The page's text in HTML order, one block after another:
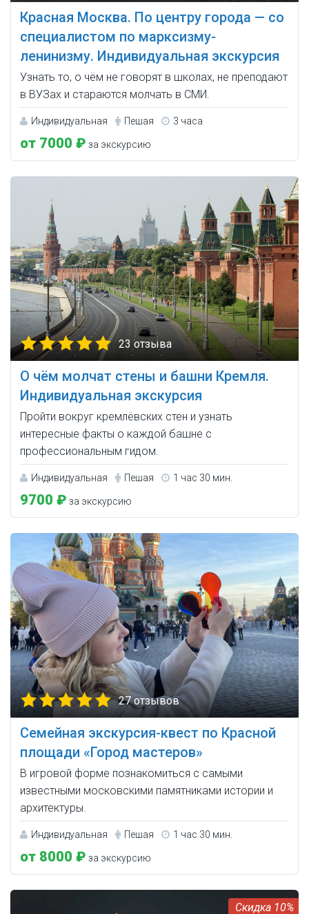
Красная Москва. По центру города — со
специалистом по марксизму-
ленинизму. Индивидуальная экскурсия
Узнать то, о чём не говорят в школах, не преподают
в ВУЗах и стараются молчать в СМИ.
Индивидуальная Пешая 3 часа
от 7000 ₽ за экскурсию
23 отзыва
О чём молчат стены и башни Кремля.
Индивидуальная экскурсия
Пройти вокруг кремлёвских стен и узнать
интересные факты о каждой башне с
профессиональным гидом.
Индивидуальная Пешая 1 час 30 мин.
9700 ₽ за экскурсию
27 отзывов
Cемейная экскурсия-квест по Красной
площади «Город мастеров»
В игровой форме познакомиться с самыми
известными московскими памятниками истории и
архитектуры.
Индивидуальная Пешая 1 час 30 мин.
от 8000 ₽ за экскурсию
10%